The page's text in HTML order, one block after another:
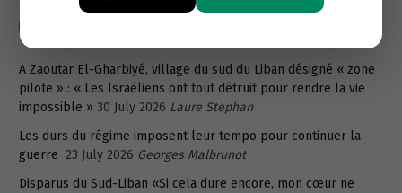
A Zaoutar El-Gharbiyé, village du sud du Liban désigné « zone
pilote » : « Les Israéliens ont tout détruit pour rendre la vie
impossible » 30 July 2026 Laure Stephan
Les durs du régime imposent leur tempo pour continuer la
guerre 23 July 2026 Georges Malbrunot
Disparus du Sud-Liban «Si cela dure encore, mon cœur ne